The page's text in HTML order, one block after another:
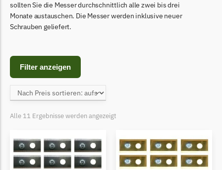
Bosch Indego
Bosch Indego Messer
Central Park
Central Park Messer
Begrenzungsdraht
Cramer
Begrenzungsdraht
Cub Cadet
sollten Sie die Messer durchschnittlich alle zwei bis drei
Monate austauschen. Die Messer werden inklusive neuer
Schrauben geliefert.
Filter anzeigen
Alle 11 Ergebnisse werden angezeigt